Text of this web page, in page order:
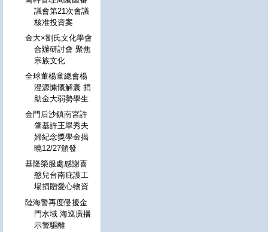
議會第21次會議
核准投資案
金大×劉氏文化學會
合辦研討會 聚焦
宗族文化
全球董楊童總會楊
澄源慷慨解囊 捐
助金大弱勢學生
金門后沙鎮南宮許
肇基許王翠秀夫
婦紀念獎學金揭
曉12/27頒發
基隆榮服處感謝喜
憨兒台南庇護工
場捐贈愛心物資
陸海警再度侵擾金
門水域 海巡廣播
示警驅離